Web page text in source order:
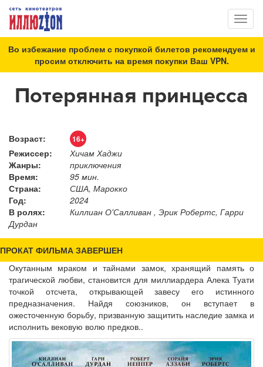
Во избежание проблем с покупкой билетов рекомендуем и
просим отключить на время покупки Ваш VPN.
Потерянная принцесса
Возраст: 16+
Режиссер:
Хичам Хаджи
Жанры:
приключения
Время:
95 мин.
Страна:
США, Марокко
Год:
2024
В ролях:
Киллиан О'Салливан , Эрик Робертс, Гарри
Дурдан
ПРОКАТ ФИЛЬМА ЗАВЕРШЕН
Окутанным мраком и тайнами замок, хранящий память о
трагической любви, становится для миллиардера Алека Туати
точкой отсчета, открывающей завесу его истинного
предназначения. Найдя союзников, он вступает в
ожесточенную борьбу, призванную защитить наследие замка и
исполнить вековую волю предков..